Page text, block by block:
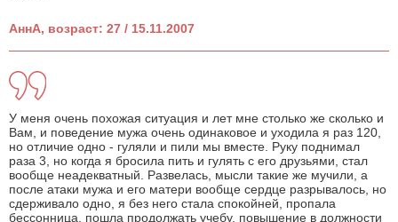
АннА, возраст: 27 / 15.11.2007
У меня очень похожая ситуация и лет мне столько же сколько и
Вам, и поведение мужа очень одинаковое и уходила я раз 120,
но отличие одно - гуляли и пили мы вместе. Руку поднимал
раза 3, но когда я бросила пить и гулять с его друзьями, стал
вообще неадекватный. Развелась, мысли такие же мучили, а
после атаки мужа и его матери вообще сердце разрывалось, но
сдерживало одно, я без него стала спокойней, пропала
бессонница, пошла продолжать учебу, повышение в должности